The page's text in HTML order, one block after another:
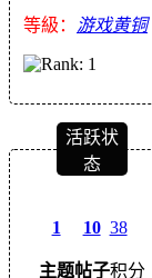
等級： 游戏黄铜
活跃状
态
1
主题
10
帖子
38
积分